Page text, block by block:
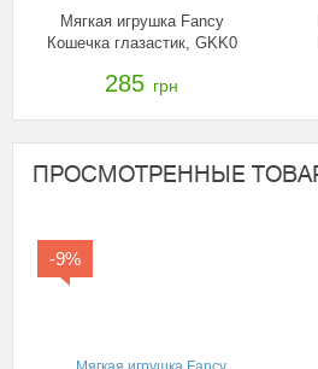
Мягкая игрушка Fancy
Кошечка глазастик, GKK0
285 грн
ПРОСМОТРЕННЫЕ
-9%